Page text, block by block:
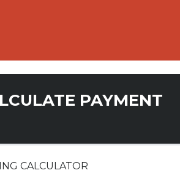
PAYMENT
CALCULATOR